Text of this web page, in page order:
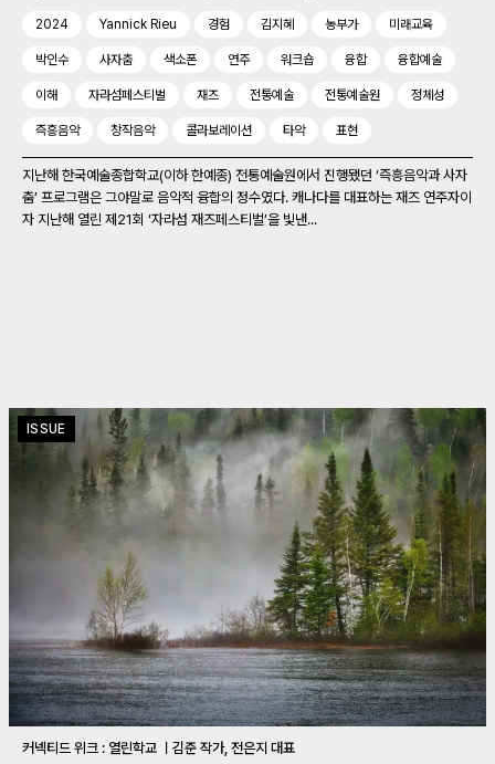
2024 Yannick Rieu 경험 김지혜 농부가 미래교육
박인수 사자춤 색소폰 연주 워크숍 융합 융합예술
이해 자라섬페스티벌 재즈 전통예술 전통예술원 정체성
즉흥음악 창작음악 콜라보레이션 타악 표현
지난해 한국예술종합학교(이하 한예종) 전통예술원에서 진행됐던 ‘즉흥음악과 사자
춤’ 프로그램은 그야말로 음악적 융합의 정수였다. 캐나다를 대표하는 재즈 연주자이
자 지난해 열린 제21회 ‘자라섬 재즈페스티벌’을 빛낸...
ISSUE
커넥티드 위크 : 열린학교 ㅣ김준 작가, 전은지 대표